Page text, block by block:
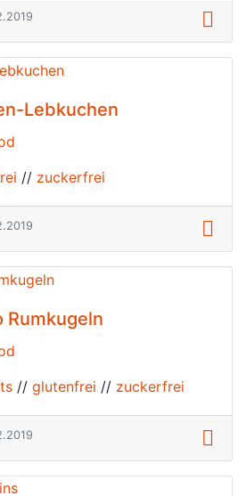
Lebkuchen
// zuckerfrei
Rumkugeln
// glutenfrei // zuckerfrei